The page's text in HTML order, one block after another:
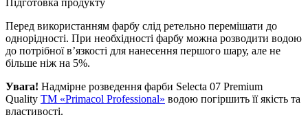
Перед використанням фарбу слід ретельно перемішати до
однорідності. При необхідності фарбу можна розводити водою
до потрібної в’язкості для нанесення першого шару, але не
більше ніж на 5%.
Увага! Надмірне розведення фарби Selecta 07 Premium
Quality TM «Primacol Professional» водою погіршить її якість та
властивості.